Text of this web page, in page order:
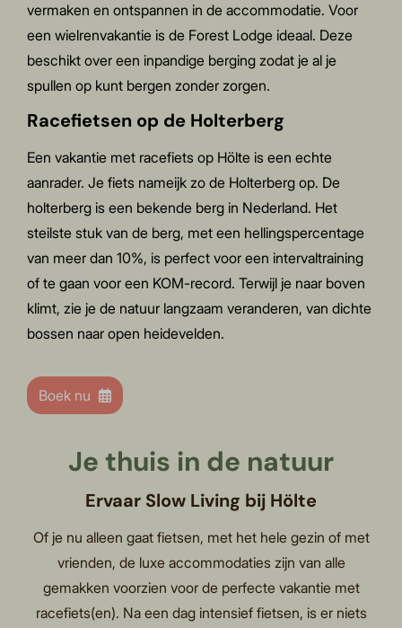
vermaken en ontspannen in de accommodatie. Voor
een wielrenvakantie is de Forest Lodge ideaal. Deze
beschikt over een inpandige berging zodat je al je
spullen op kunt bergen zonder zorgen.
Racefietsen op de Holterberg
Een vakantie met racefiets op Hölte is een echte
aanrader. Je fiets nameijk zo de Holterberg op. De
holterberg is een bekende berg in Nederland. Het
steilste stuk van de berg, met een hellingspercentage
van meer dan 10%, is perfect voor een intervaltraining
of te gaan voor een KOM-record.Terwijl je naar boven
klimt, zie je de natuur langzaam veranderen, van dichte
bossen naar open heidevelden.
Boek nu
Je thuis in de natuur
Ervaar Slow Living bij Hölte
Of je nu alleen gaat fietsen, met het hele gezin of met
vrienden, de luxe accommodaties zijn van alle
gemakken voorzien voor de perfecte vakantie met
racefiets(en). Na een dag intensief fietsen, is er niets